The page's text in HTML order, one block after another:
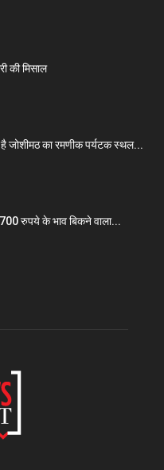
की मिसाल
का रमणीक पर्यटक स्थल...
700 रुपये के भाव बिकने वाला...